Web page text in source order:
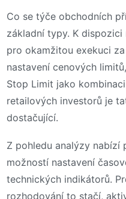
Co se týče obchodních
základní typy. K
pro okamžitou exekuci
nastavení cenových
Stop Limit jako
retailových investorů je
dostačující.
Z pohledu analýzy
možností nastavení
technických indikátorů.
rozhodování to stačí,